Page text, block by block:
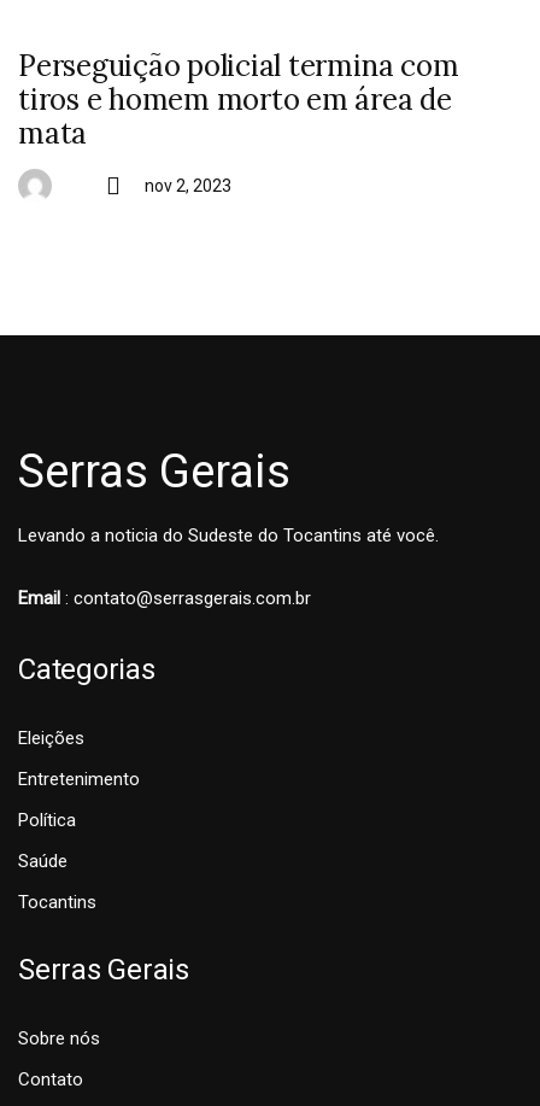
Perseguição policial termina com
tiros e homem morto em área de
mata
nov 2, 2023
Serras Gerais
Levando a noticia do Sudeste do Tocantins até você.
Email : contato@serrasgerais.com.br
Categorias
Eleições
Entretenimento
Política
Saúde
Tocantins
Serras Gerais
Sobre nós
Contato